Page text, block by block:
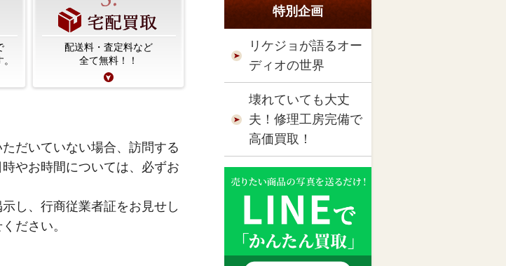
配送料・査定料など
全て無料！！
だいていない場合、訪問する
やお時間については、必ずお
し、行商従業者証をお見せし
ださい。
特別企画
リケジョが語るオー
ディオの世界
壊れていても大丈
夫！修理工房完備で
高価買取！